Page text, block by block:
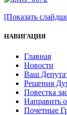
[Показать
НАВИГАЦИЯ
Главная
Новости
Ваш
Решения
Повестка
Направить
Почетные